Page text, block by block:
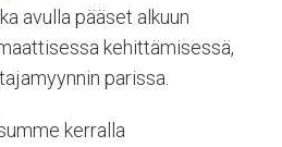
avulla pääset alkuun
kehittämisessä,
parissa.
kerralla